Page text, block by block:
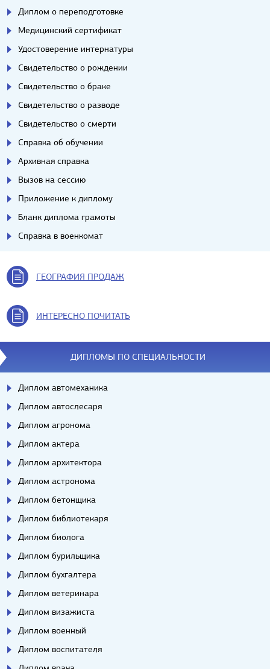
Диплом о переподготовке
Медицинский сертификат
Удостоверение интернатуры
Свидетельство о рождении
Свидетельство о браке
Свидетельство о разводе
Свидетельство о смерти
Справка об обучении
Архивная справка
Вызов на сессию
Приложение к диплому
Бланк диплома грамоты
Справка в военкомат
ГЕОГРАФИЯ ПРОДАЖ
ИНТЕРЕСНО ПОЧИТАТЬ
ДИПЛОМЫ ПО СПЕЦИАЛЬНОСТИ
Диплом автомеханика
Диплом автослесаря
Диплом агронома
Диплом актера
Диплом архитектора
Диплом астронома
Диплом бетонщика
Диплом библиотекаря
Диплом биолога
Диплом бурильщика
Диплом бухгалтера
Диплом ветеринара
Диплом визажиста
Диплом военный
Диплом воспитателя